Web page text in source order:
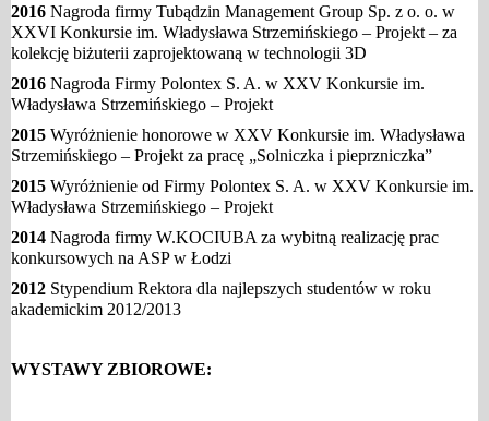
2016 Nagroda firmy Tubądzin Management Group Sp. z o. o. w
XXVI Konkursie im. Władysława Strzemińskiego – Projekt – za
kolekcję biżuterii zaprojektowaną w technologii 3D
2016 Nagroda Firmy Polontex S. A. w XXV Konkursie im.
Władysława Strzemińskiego – Projekt
2015 Wyróżnienie honorowe w XXV Konkursie im. Władysława
Strzemińskiego – Projekt za pracę „Solniczka i pieprzniczka”
2015 Wyróżnienie od Firmy Polontex S. A. w XXV Konkursie im.
Władysława Strzemińskiego – Projekt
2014 Nagroda firmy W.KOCIUBA za wybitną realizację prac
konkursowych na ASP w Łodzi
2012 Stypendium Rektora dla najlepszych studentów w roku
akademickim 2012/2013
WYSTAWY ZBIOROWE: